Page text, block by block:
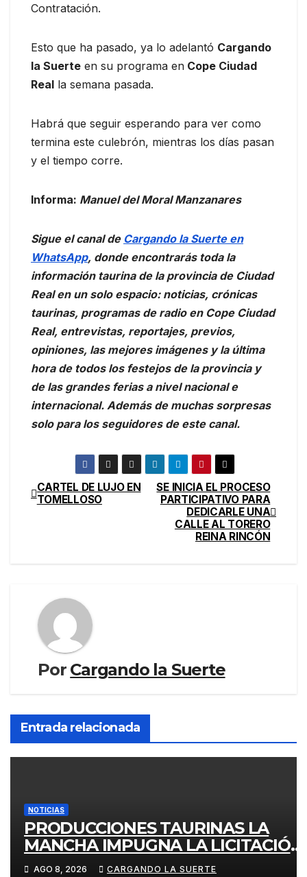
Contratación.
Esto que ha pasado, ya lo adelantó Cargando
la Suerte en su programa en Cope Ciudad
Real la semana pasada.
Habrá que seguir esperando para ver como
termina este culebrón, mientras los días pasan
y el tiempo corre.
Informa: Manuel del Moral Manzanares
Sigue el canal de Cargando la Suerte en
WhatsApp, donde encontrarás toda la
información taurina de la provincia de Ciudad
Real en un solo espacio: noticias, crónicas
taurinas, programas de radio en Cope Ciudad
Real, entrevistas, reportajes, previos,
opiniones, las mejores imágenes y la última
hora de todos los festejos de la provincia y
de las grandes ferias a nivel nacional e
internacional. Además de muchas sorpresas
solo para los seguidores de este canal.
SE INICIA EL PROCESO
PARTICIPATIVO PARA
DEDICARLE UNA
CALLE AL TORERO
REINA RINCÓN
CARTEL DE LUJO EN
TOMELLOSO
Por Cargando la Suerte
Entrada relacionada
NOTICIAS
PRODUCCIONES TAURINAS LA
MANCHA IMPUGNA LA LICITACIÓN
DE LA CORRIDA DE DAIMIEL AL
AGO 8, 2026 CARGANDO LA SUERTE